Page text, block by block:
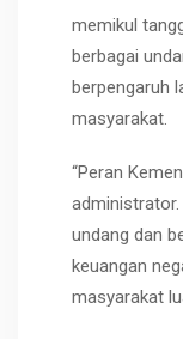
memikul
berbagai
berpengaruh
masyarakat.
“Peran
undang dan
keuangan
masyarakat